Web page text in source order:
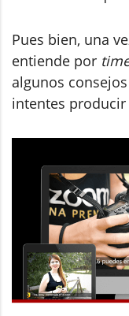
Pues bien, una
entiende por
algunos
intentes producir